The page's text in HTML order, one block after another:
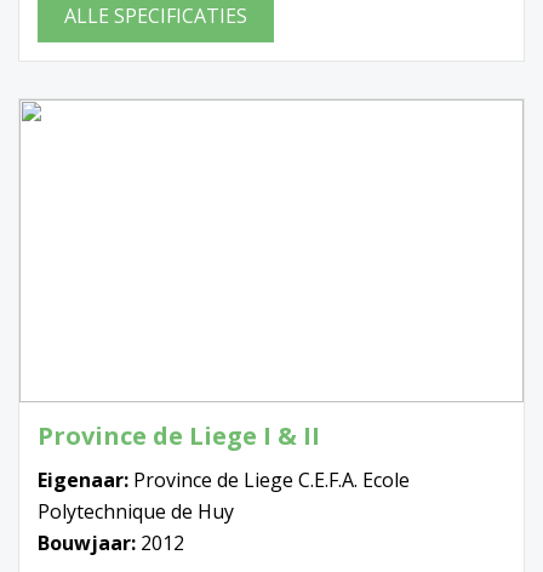
ALLE SPECIFICATIES
Province de Liege I & II
Eigenaar: Province de Liege C.E.F.A. Ecole
Polytechnique de Huy
Bouwjaar: 2012